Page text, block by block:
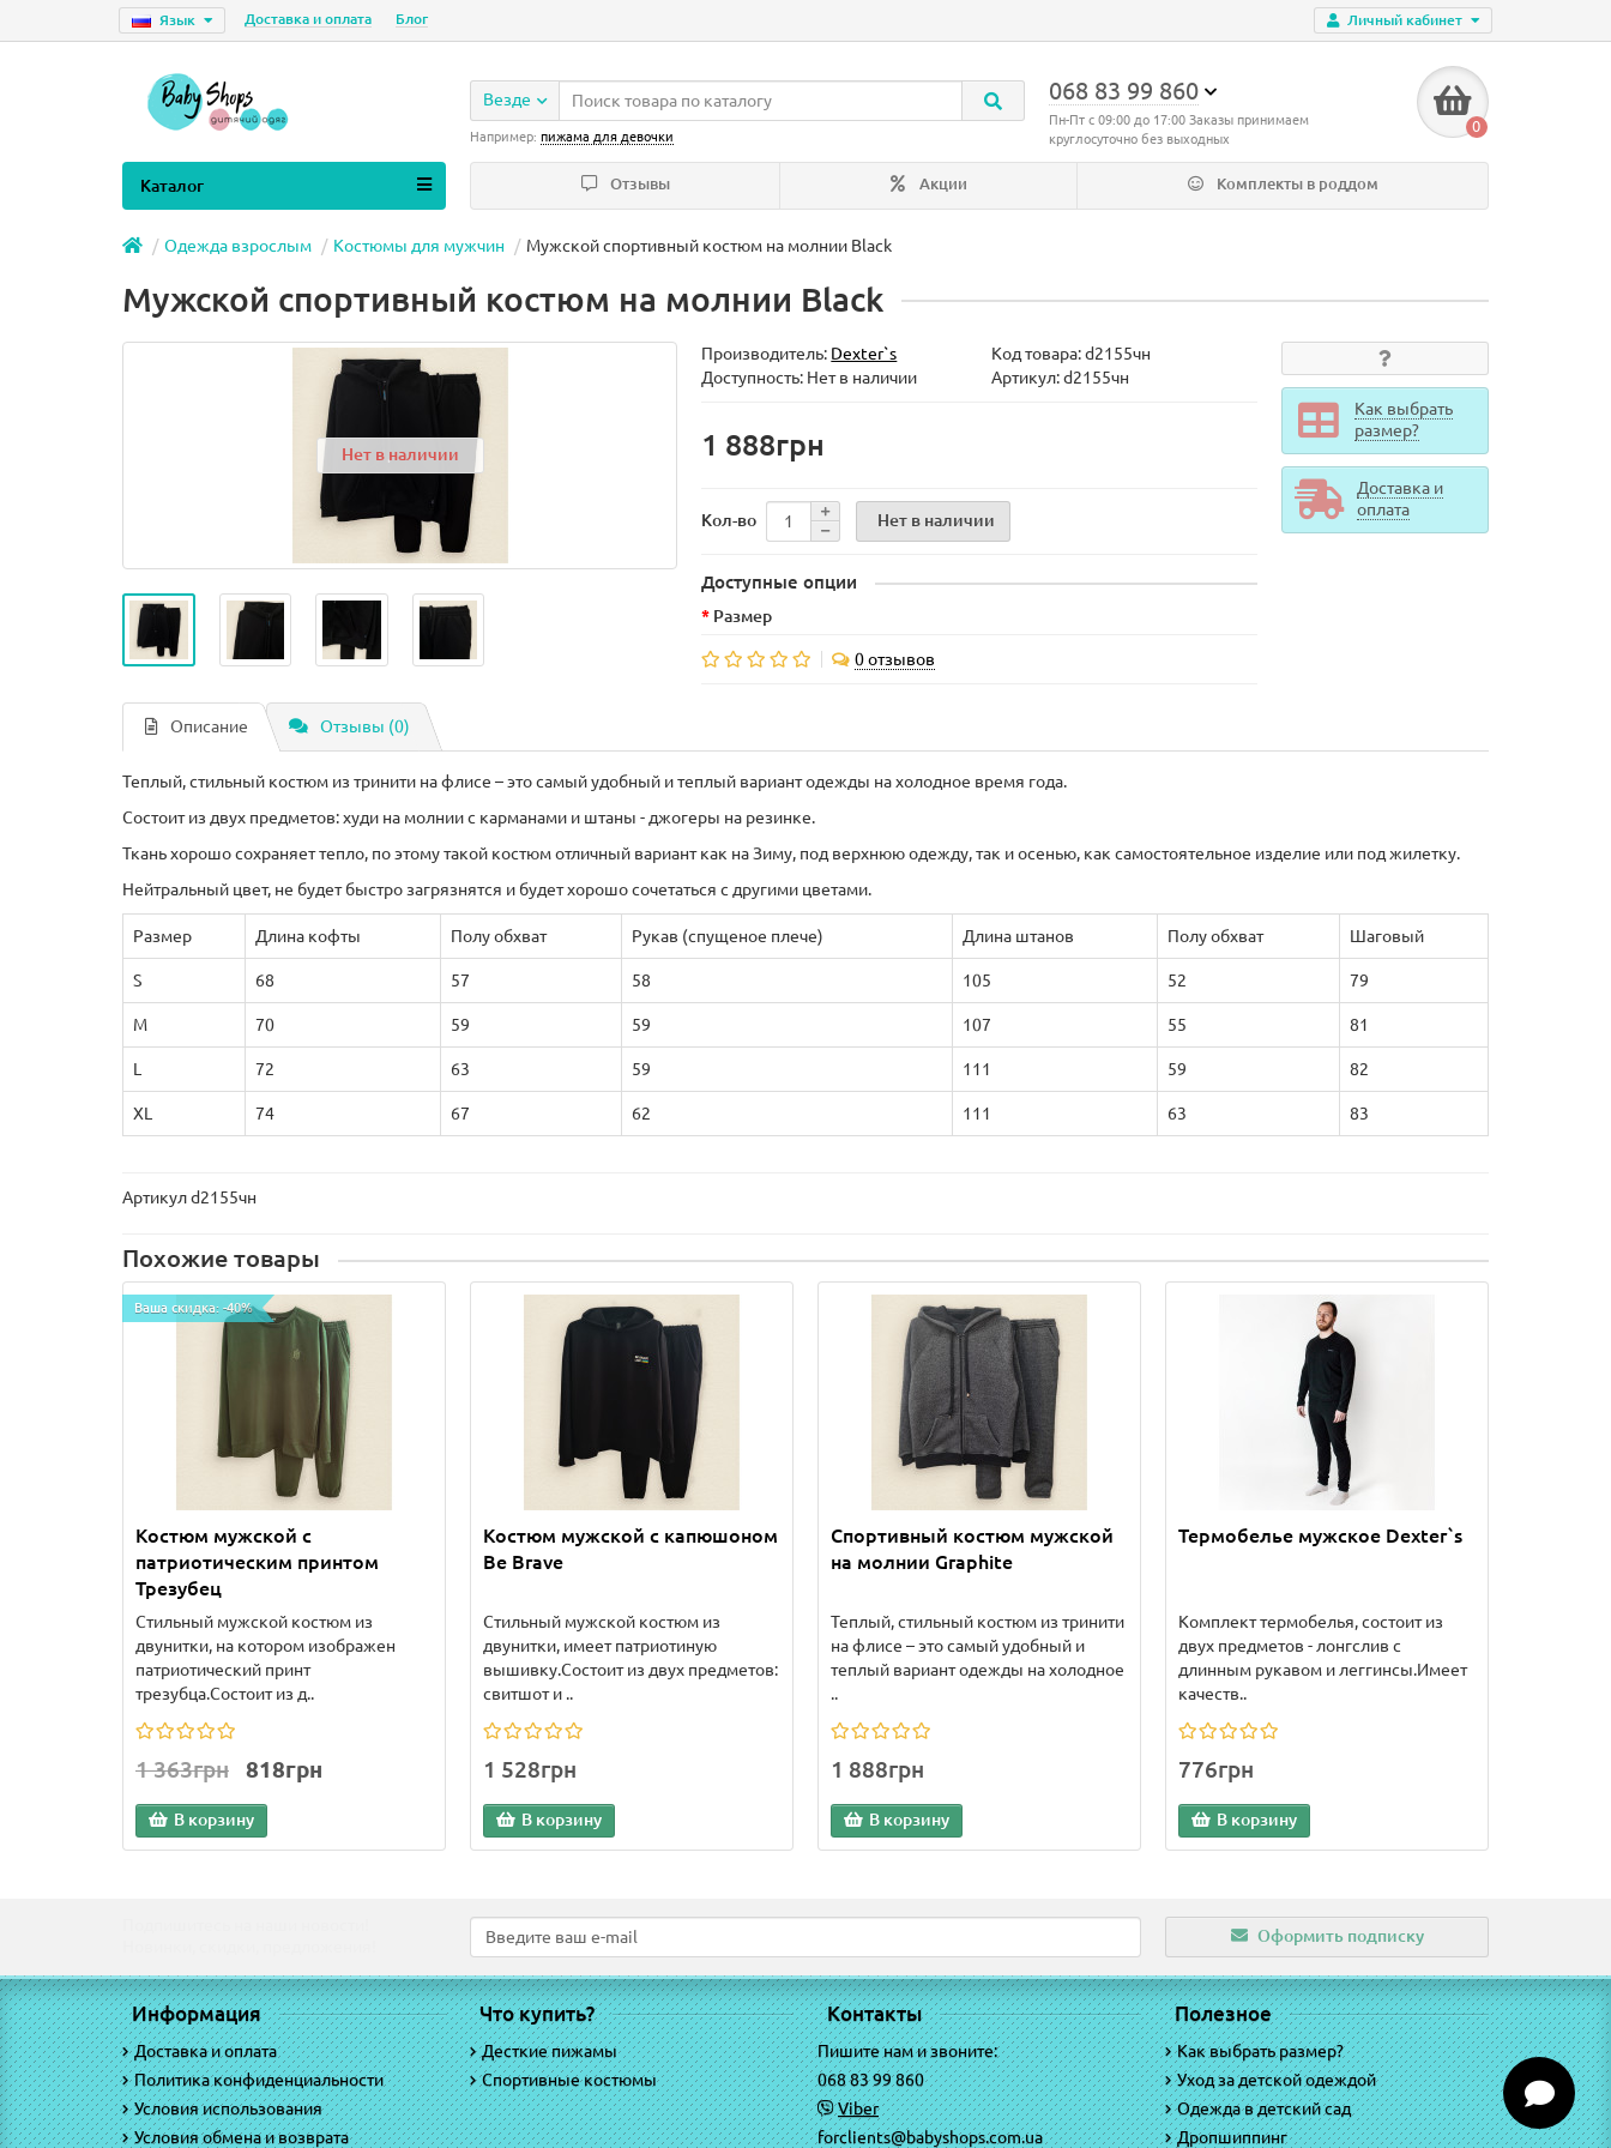
Личный кабинет
Язык Доставка и оплата Блог
068 83 99 860
Пн-Пт с 09:00 до 17:00 Заказы принимаем
круглосуточно без выходных
0
Везде
Например: пижама для девочки
Отзывы Акции Комплекты в роддом
Каталог
Одежда взрослым Костюмы для мужчин Мужской спортивный костюм на молнии Black
Мужской спортивный костюм на молнии Black
Нет в наличии
Производитель: Dexter`s Код товара:d2155чн
Доступность: Нет в наличии
Артикул: d2155чн
1 888грн
Кол-во Нет в наличии
Доступные опции
Размер
0 отзывов
Как выбрать
размер?
Доставка и
оплата
Описание Отзывы (0)
Теплый, стильный костюм из тринити на флисе – это самый удобный и теплый вариант одежды на холодное время года.
Состоит из двух предметов: худи на молнии с карманами и штаны - джогеры на резинке.
Ткань хорошо сохраняет тепло, по этому такой костюм отличный вариант как на Зиму, под верхнюю одежду, так и осенью, как самостоятельное изделие или под жилетку.
Нейтральный цвет, не будет быстро загрязнятся и будет хорошо сочетаться с другими цветами.
Размер Длина кофты Полу обхват Рукав (спущеное плече) Длина штанов Полу обхват Шаговый
S 68 57 58 105 52 79
M 70 59 59 107 55 81
L 72 63 59 111 59 82
XL 74 67 62 111 63 83
Артикул d2155чн
Похожие товары
Ваша скидка: -40%
Костюм мужской с
патриотическим принтом
Трезубец
Стильный мужской костюм из
двунитки, на котором изображен
патриотический принт
трезубца.Состоит из д..
1 363грн 818грн
В корзину
Костюм мужской с капюшоном
Be Brave
Стильный мужской костюм из
двунитки, имеет патриотиную
вышивку.Состоит из двух предметов:
свитшот и ..
1 528грн
В корзину
Спортивный костюм мужской
на молнии Graphite
Теплый, стильный костюм из тринити
на флисе – это самый удобный и
теплый вариант одежды на холодное
..
1 888грн
В корзину
Термобелье мужское Dexter`s
Комплект термобелья, состоит из
двух предметов - лонгслив с
длинным рукавом и леггинсы.Имеет
качеств..
776грн
В корзину
Оформить подписку
Информация
Доставка и оплата
Политика конфиденциальности
Условия использования
Условия обмена и возврата
Что купить?
Десткие пижамы
Спортивные костюмы
Контакты
Пишите нам и звоните:
068 83 99 860
Viber
forclients@babyshops.com.ua
Полезное
Как выбрать размер?
Уход за детской одеждой
Одежда в детский сад
Дропшиппинг